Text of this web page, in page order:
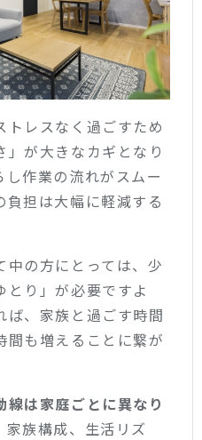
トレスなく過ごすため
」が大きなカギとなり
作業の流れがスムー
負担は大幅に軽減する
中の方にとっては、少
とり」が必要ですよ
ば、家族と過ごす時間
間も増えることに繋が
線は家庭ごとに異なり
家族構成、生活リズ